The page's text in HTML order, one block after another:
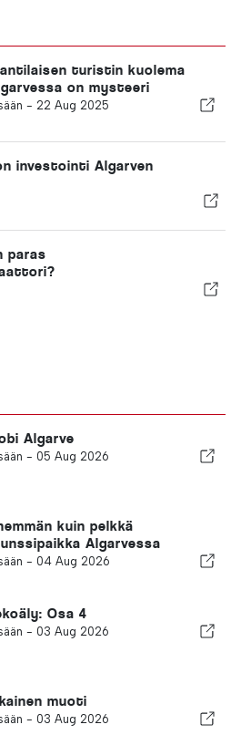
turistin kuolema
on mysteeri
- 22 Aug 2025
investointi Algarven
paras
Algarve
- 05 Aug 2026
kuin pelkkä
Algarvessa
- 04 Aug 2026
Osa 4
- 03 Aug 2026
muoti
- 03 Aug 2026